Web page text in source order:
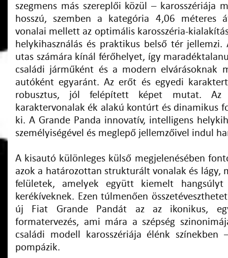
szegmens más szereplői közül – karosszériája
hosszú, szemben a kategória 4,06 méteres
vonalai mellett az optimális karosszéria-
helykihasználás és praktikus belső tér
utas számára kínál férőhelyet, így
családi járműként és a modern elvárásoknak
autóként egyaránt. Az erőt és egyedi
robusztus, jól felépített képet mutat. Az
karaktervonalak ék alakú kontúrt és dinamikus
ki. A Grande Panda innovatív, intelligens
személyiségével és meglepő jellemzőivel indul
A kisautó különleges külső megjelenésében
azok a határozottan strukturált vonalak és lágy,
felületek, amelyek együtt kiemelt
kerékíveknek. Ezen túlmenően
új Fiat Grande Pandát az az ikonikus,
formatervezés, ami mára a szépség
családi modell karosszériája élénk színekben
pompázik.